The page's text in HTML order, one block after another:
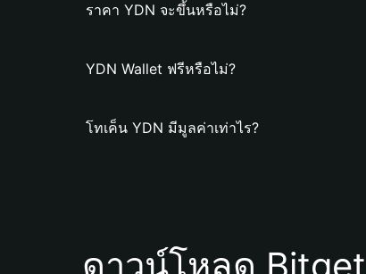
ราคา YDN จะขึ้นหรือไม่?
YDN Wallet ฟรีหรือไม่?
โทเค็น YDN มีมูลค่าเท่าไร?